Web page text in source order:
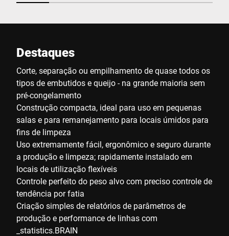
Destaques
Corte, separação ou empilhamento de quase todos os
tipos de embutidos e queijo - na grande maioria sem
pré-congelamento
Construção compacta, ideal para uso em pequenas
salas e para remanejamento para locais úmidos para
fins de limpeza
Uso extremamente fácil, ergonômico e seguro durante
a produção e limpeza; rapidamente instalado em
locais de utilização flexíveis
Controle perfeito do peso alvo com preciso controle de
tendência por fatia
Criação simples de relatórios de parâmetros de
produção e performance de linhas com
_statistics.BRAIN